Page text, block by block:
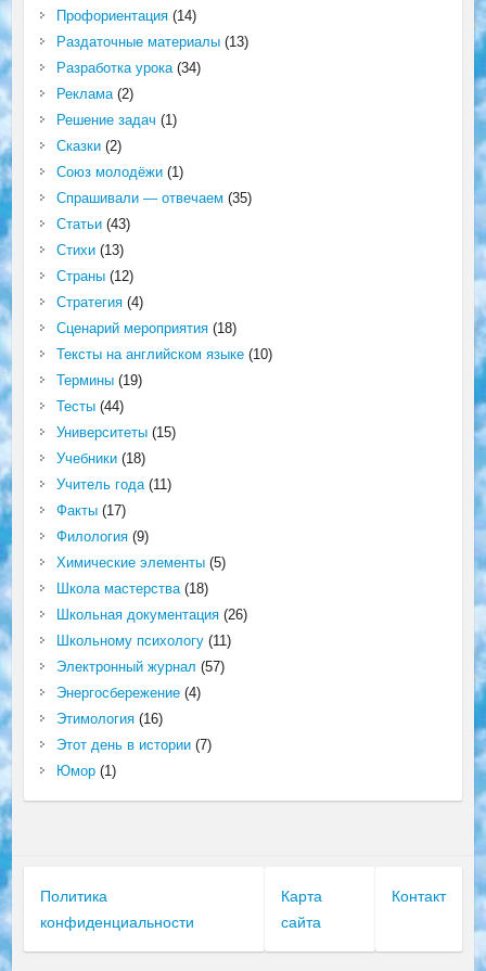
Профориентация(14)
Раздаточные материалы(13)
Разработка урока(34)
Реклама(2)
Решение задач (1)
Сказки(2)
Союз молодёжи(1)
Спрашивали — отвечаем (35)
Статьи(43)
Стихи(13)
Страны(12)
Стратегия(4)
Сценарий мероприятия(18)
Тексты на английском языке(10)
Термины(19)
Тесты(44)
Университеты(15)
Учебники(18)
Учитель года(11)
Факты(17)
Филология(9)
Химические элементы(5)
Школа мастерства(18)
Школьная документация(26)
Школьному психологу(11)
Электронный журнал (57)
Энергосбережение(4)
Этимология(16)
Этот день в истории(7)
Юмор(1)
Политика
конфиденциальности
Карта
сайта
Контакт